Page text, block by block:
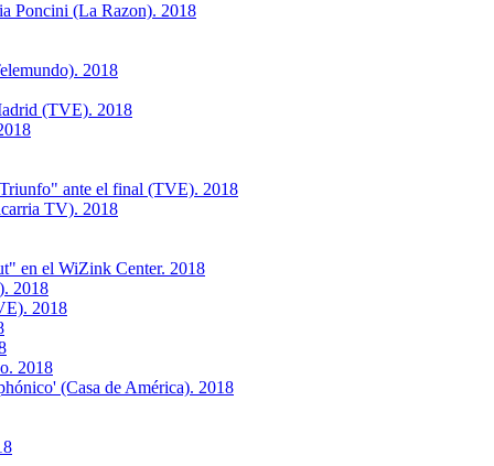
Poncini (La Razon). 2018
2018
(TVE). 2018
ante el final (TVE). 2018
TV). 2018
en el WiZink Center. 2018
2018
2018
2018
(Casa de América). 2018